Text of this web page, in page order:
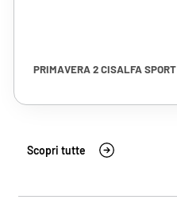
PRIMAVERA 2 CISALFA SPORT
Scopri tutte